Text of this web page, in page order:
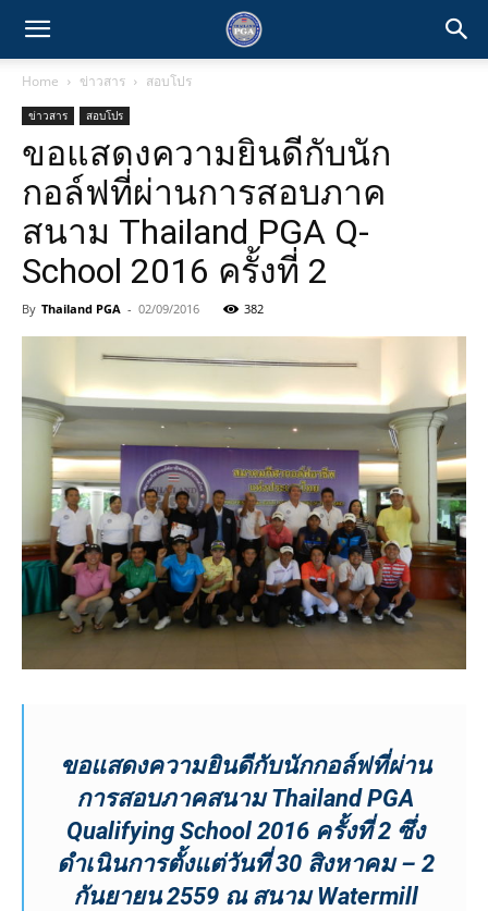
Home ข่าวสาร สอบโปร
ข่าวสาร สอบโปร
ขอแสดงความยินดีกับนัก
กอล์ฟที่ผ่านการสอบภาค
สนาม Thailand PGA Q-
School 2016 ครั้งที่ 2
By Thailand PGA - 02/09/2016 382
ขอแสดงความยินดีกับนักกอล์ฟที่ผ่าน
การสอบภาคสนาม Thailand PGA
Qualifying School 2016 ครั้งที่ 2 ซึ่ง
ดำเนินการตั้งแต่วันที่ 30 สิงหาคม – 2
กันยายน 2559 ณ สนาม Watermill